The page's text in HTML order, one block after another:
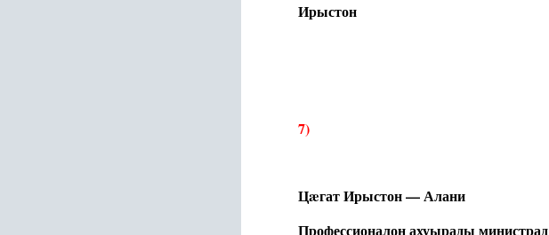
Ирыстон
7)
Цæгат Ирыстон — Алани
Профессионалон ахуырады министрад